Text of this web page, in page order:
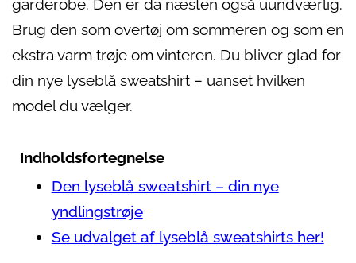
garderobe. Den er da næsten også uundværlig.
Brug den som overtøj om sommeren og som en
ekstra varm trøje om vinteren. Du bliver glad for
din nye lyseblå sweatshirt – uanset hvilken
model du vælger.
Indholdsfortegnelse
Den lyseblå sweatshirt – din nye
yndlingstrøje
Se udvalget af lyseblå sweatshirts her!